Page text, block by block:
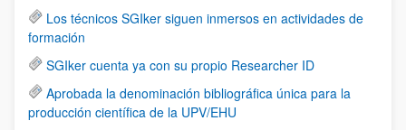
Los técnicos SGIker siguen inmersos en actividades de
formación
SGIker cuenta ya con su propio Researcher ID
Aprobada la denominación bibliográfica única para la
producción científica de la UPV/EHU